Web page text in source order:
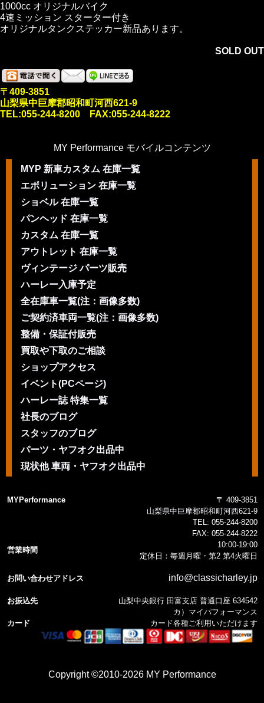
1000cc オリジナルバイク
4速ミッション スターター付き
オリジナルタンクステッカー新品あります。
SOLD OUT
〒409-3851
山梨県中巨摩郡昭和町河西621-9
TEL:055-244-8200 FAX:055-244-8222
MY Performance モバイルコンテンツ
MYP 新車カスタム 在庫一覧
エボリューション 在庫一覧
ショベル 在庫一覧
パンヘッド 在庫一覧
カスタム 在庫一覧
アウトレット 在庫一覧
ヴィンテージ パーツ販売
ハーレー入庫予定
全在庫車一覧(注：画像多数)
ご契約済車両一覧(注：画像多数)
整備・保証付販売
買取や下取のご相談
ショップアクセス
イベント(PCページ)
ハーレー誌 特集一覧
社長のブログ
スタッフのブログ
パーツ・ヤフオク出品中
現状他 車両・ヤフオク出品中
MYPerformance
〒 409-3851
山梨県中巨摩郡昭和町河西621-9
TEL: 055-244-8200
FAX: 055-244-8222
営業時間
10:00-19:00
定休日：毎週月曜・第2 第4火曜日
お問い合わせアドレス info@classicharley.jp
お振込先
山梨中央銀行 田富支店 普通口座 634542
カ）マイパフォーマンス
カード
カード各種ご利用いただけます
Copyright ©2010-2026 MY Performance